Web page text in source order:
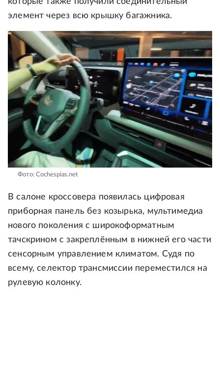
элемент через всю крышку багажника.
Фото: Cochespias.net
В салоне кроссовера появилась цифровая
приборная панель без козырька, мультимедиа
нового поколения с широкоформатным
тачскрином с закреплённым в нижней его части
сенсорным управлением климатом. Судя по
всему, селектор трансмиссии переместился на
рулевую колонку.